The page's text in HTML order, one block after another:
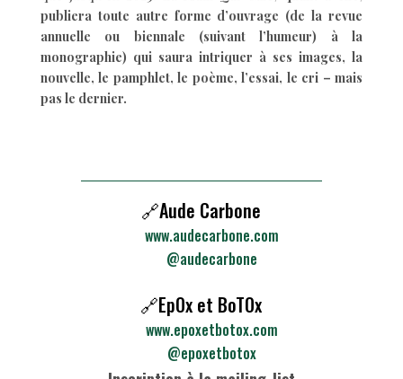
publiera toute autre forme d’ouvrage (de la revue
annuelle ou biennale (suivant l’humeur) à la
monographie) qui saura intriquer à ses images, la
nouvelle, le pamphlet, le poème, l’essai, le cri – mais
pas le dernier.
🔗Aude Carbone
www.audecarbone.com
@audecarbone
🔗EpOx et BoTOx
www.epoxetbotox.com
@epoxetbotox